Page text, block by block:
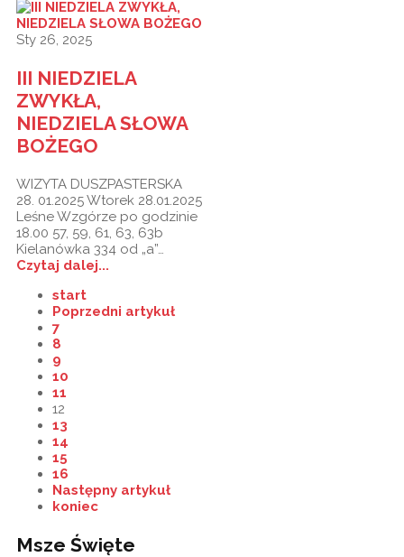
Sty 26, 2025
III NIEDZIELA
ZWYKŁA,
NIEDZIELA SŁOWA
BOŻEGO
WIZYTA DUSZPASTERSKA
28. 01.2025 Wtorek 28.01.2025
Leśne Wzgórze po godzinie
18.00 57, 59, 61, 63, 63b
Kielanówka 334 od „a”…
Czytaj dalej...
start
Poprzedni artykuł
7
8
9
10
11
12
13
14
15
16
Następny artykuł
koniec
Msze Święte